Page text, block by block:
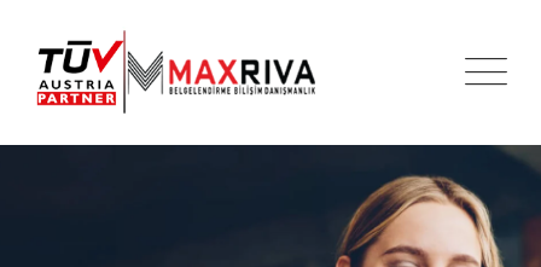
content